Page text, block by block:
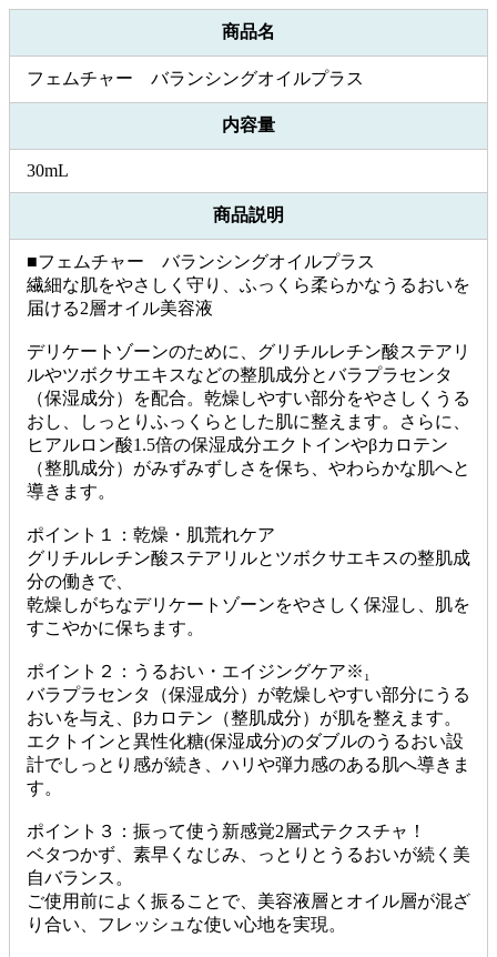
商品名
フェムチャー バランシングオイルプラス
内容量
30mL
商品説明
■フェムチャー バランシングオイルプラス
繊細な肌をやさしく守り、ふっくら柔らかなうるおいを
届ける2層オイル美容液
デリケートゾーンのために、グリチルレチン酸ステアリ
ルやツボクサエキスなどの整肌成分とバラプラセンタ
（保湿成分）を配合。乾燥しやすい部分をやさしくうる
おし、しっとりふっくらとした肌に整えます。さらに、
ヒアルロン酸1.5倍の保湿成分エクトインやβカロテン
（整肌成分）がみずみずしさを保ち、やわらかな肌へと
導きます。
ポイント１：乾燥・肌荒れケア
グリチルレチン酸ステアリルとツボクサエキスの整肌成
分の働きで、
乾燥しがちなデリケートゾーンをやさしく保湿し、肌を
すこやかに保ちます。
ポイント２：うるおい・エイジングケア※₁
バラプラセンタ（保湿成分）が乾燥しやすい部分にうる
おいを与え、βカロテン（整肌成分）が肌を整えます。
エクトインと異性化糖(保湿成分)のダブルのうるおい設
計でしっとり感が続き、ハリや弾力感のある肌へ導きま
す。
ポイント３：振って使う新感覚2層式テクスチャ！
ベタつかず、素早くなじみ、っとりとうるおいが続く美
自バランス。
ご使用前によく振ることで、美容液層とオイル層が混ざ
り合い、フレッシュな使い心地を実現。